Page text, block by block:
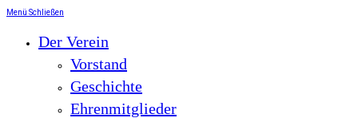
Menü Schließen
Der Verein
Vorstand
Geschichte
Ehrenmitglieder